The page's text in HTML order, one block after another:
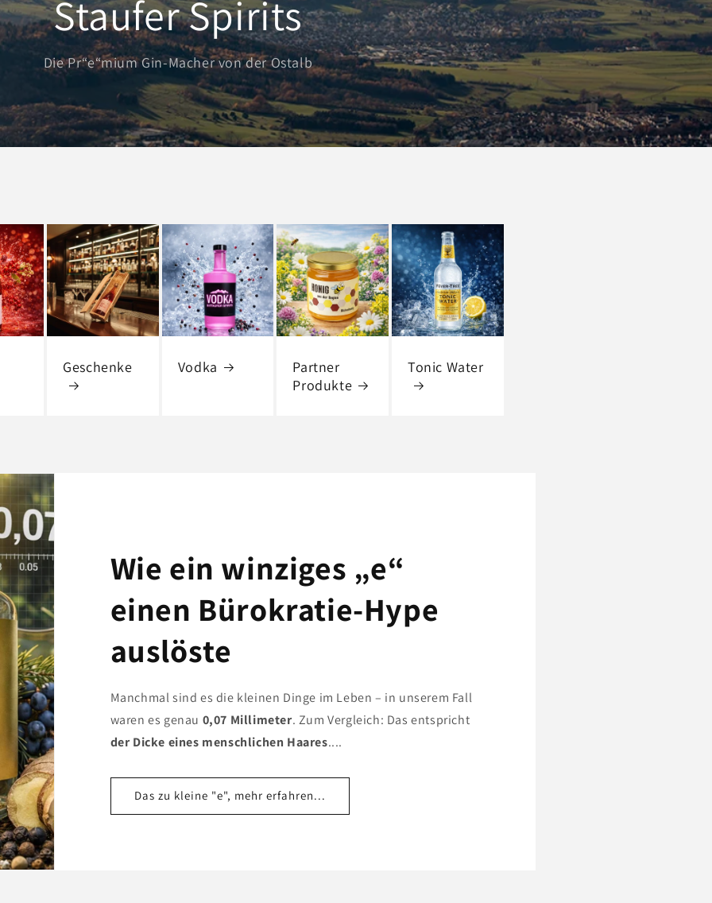
Staufer Spirits
Die Pr“e“mium Gin-Macher von der Ostalb
Geschenke Vodka
Partner
Produkte
Tonic Water
Wie ein winziges „e“
einen Bürokratie-Hype
auslöste
Manchmal sind es die kleinen Dinge im Leben – in unserem Fall
waren es genau 0,07 Millimeter. Zum Vergleich: Das entspricht
der Dicke eines menschlichen Haares....
Das zu kleine "e", mehr erfahren...